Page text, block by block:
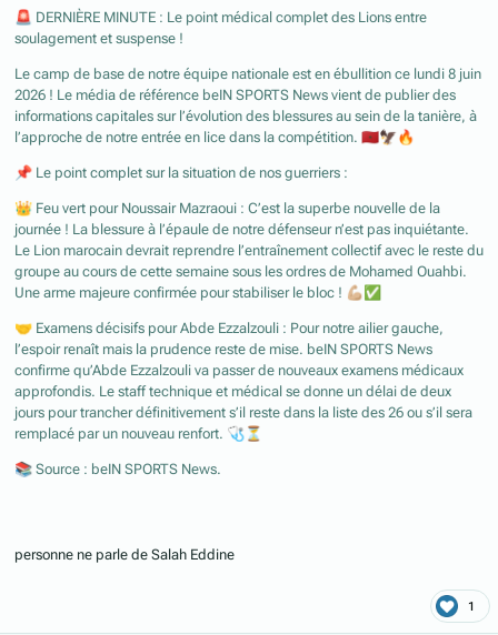
🚨 DERNIÈRE MINUTE : Le point médical complet des Lions entre
soulagement et suspense !
Le camp de base de notre équipe nationale est en ébullition ce lundi 8 juin
2026 ! Le média de référence beIN SPORTS News vient de publier des
informations capitales sur l’évolution des blessures au sein de la tanière, à
l’approche de notre entrée en lice dans la compétition. 🇲🇦🦅 🔥
📌 Le point complet sur la situation de nos guerriers :
👑 Feu vert pour Noussair Mazraoui : C’est la superbe nouvelle de la
journée ! La blessure à l’épaule de notre défenseur n’est pas inquiétante.
Le Lion marocain devrait reprendre l’entraînement collectif avec le reste du
groupe au cours de cette semaine sous les ordres de Mohamed Ouahbi.
Une arme majeure confirmée pour stabiliser le bloc ! 💪🏼 ✅
🤝 Examens décisifs pour Abde Ezzalzouli : Pour notre ailier gauche,
l’espoir renaît mais la prudence reste de mise. beIN SPORTS News
confirme qu’Abde Ezzalzouli va passer de nouveaux examens médicaux
approfondis. Le staff technique et médical se donne un délai de deux
jours pour trancher définitivement s’il reste dans la liste des 26 ou s’il sera
remplacé par un nouveau renfort. 🩺 ⏳
📚 Source : beIN SPORTS News.
personne ne parle de Salah Eddine
1